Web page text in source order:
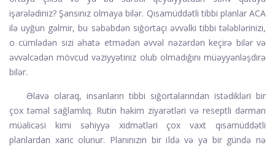
işarələdiniz? Şansınız olmaya bilər. Qısamüddətli tibbi planlar ACA
ilə uyğun gəlmir, bu səbəbdən sığortaçı əvvəlki tibbi tələblərinizi,
o cümlədən sizi əhatə etmədən əvvəl nəzərdən keçirə bilər və
əvvəlcədən mövcud vəziyyətiniz olub olmadığını müəyyənləşdirə
bilər.
Əlavə olaraq, insanların tibbi sığortalarından istədikləri bir
çox təməl sağlamlıq. Rutin həkim ziyarətləri və reseptli dərman
müalicəsi kimi səhiyyə xidmətləri çox vaxt qısamüddətli
planlardan xaric olunur. Planınızın bir ildə və ya bir gündə nə